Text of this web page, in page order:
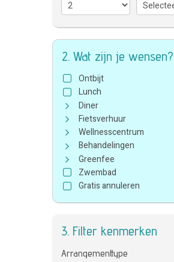
2. Wat zijn je wensen?
Ontbijt
Lunch
Diner
Fietsverhuur
Wellnesscentrum
Behandelingen
Greenfee
Zwembad
Gratis annuleren
3. Filter kenmerken
Arrangementtype